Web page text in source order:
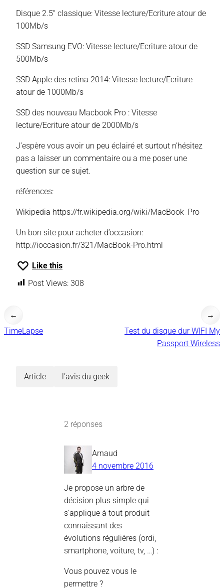
Disque 2.5″ classique: Vitesse lecture/Ecriture atour de
100Mb/s
SSD Samsung EVO: Vitesse lecture/Ecriture atour de
500Mb/s
SSD Apple des retina 2014: Vitesse lecture/Ecriture
atour de 1000Mb/s
SSD des nouveau Macbook Pro : Vitesse
lecture/Ecriture atour de 2000Mb/s
J’espère vous avoir un peu éclairé et surtout n’hésitez
pas a laisser un commentaire ou a me poser une
question sur ce sujet.
références:
Wikipedia https://fr.wikipedia.org/wiki/MacBook_Pro
Un bon site pour acheter d’occasion:
http://ioccasion.fr/321/MacBook-Pro.html
Like this
Post Views: 308
←
TimeLapse
Test du disque dur WIFI My
Passport Wireless
→
Article l’avis du geek
2 réponses
Arnaud
4 novembre 2016
Je propose un arbre de
décision plus simple qui
s’applique à tout produit
connaissant des
évolutions régulières (ordi,
smartphone, voiture, tv, …) :
Vous pouvez vous le
permettre ?